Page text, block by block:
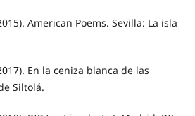
American Poems. Sevilla: La isla
En la ceniza blanca de las
Siltolá.